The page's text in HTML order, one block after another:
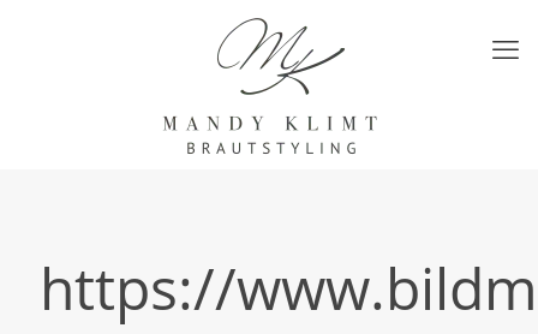
https://